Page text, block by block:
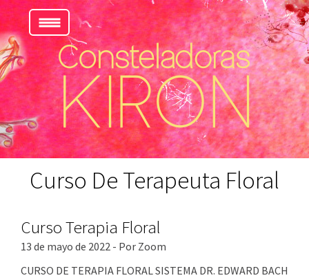
Curso De Terapeuta Floral
Curso Terapia Floral
13 de mayo de 2022 - Por Zoom
CURSO DE TERAPIA FLORAL SISTEMA DR. EDWARD BACH